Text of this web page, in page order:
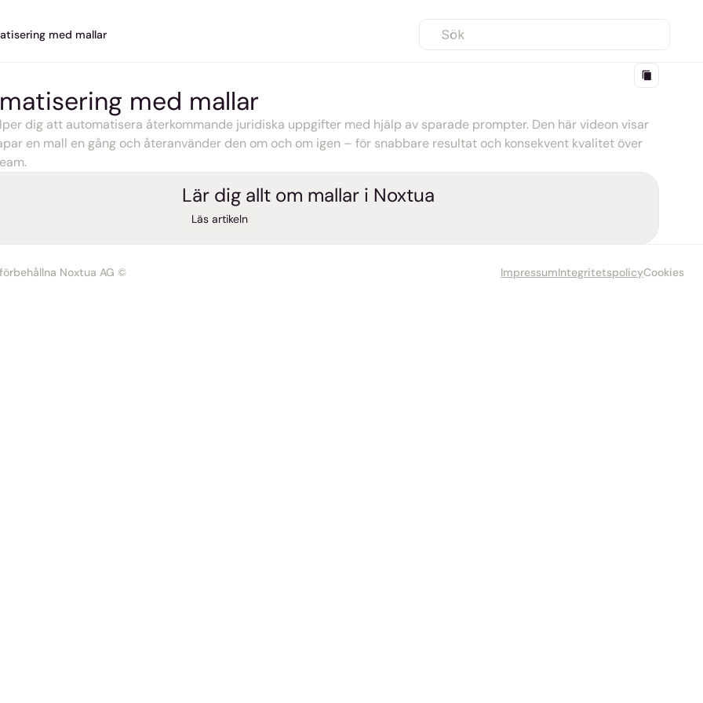
med mallar Sök
med mallar
dig att automatisera återkommande juridiska uppgifter med hjälp av sparade prompter. Den här videon visar
en mall en gång och återanvänder den om och om igen – för snabbare resultat och konsekvent kvalitet över
Lär dig allt om mallar i Noxtua
Läs artikeln
Noxtua AG © ImpressumIntegritetspolicyCookies